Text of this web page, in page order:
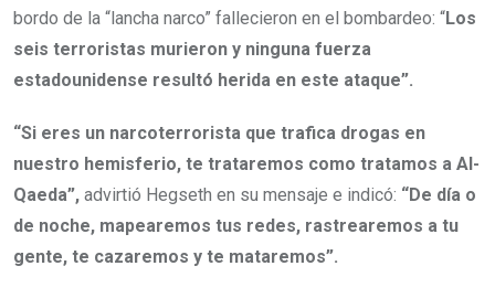
bordo de la “lancha narco” fallecieron en el bombardeo: “Los
seis terroristas murieron y ninguna fuerza
estadounidense resultó herida en este ataque”.
“Si eres un narcoterrorista que trafica drogas en
nuestro hemisferio, te trataremos como tratamos a Al-
Qaeda”, advirtió Hegseth en su mensaje e indicó: “De día o
de noche, mapearemos tus redes, rastrearemos a tu
gente, te cazaremos y te mataremos”.